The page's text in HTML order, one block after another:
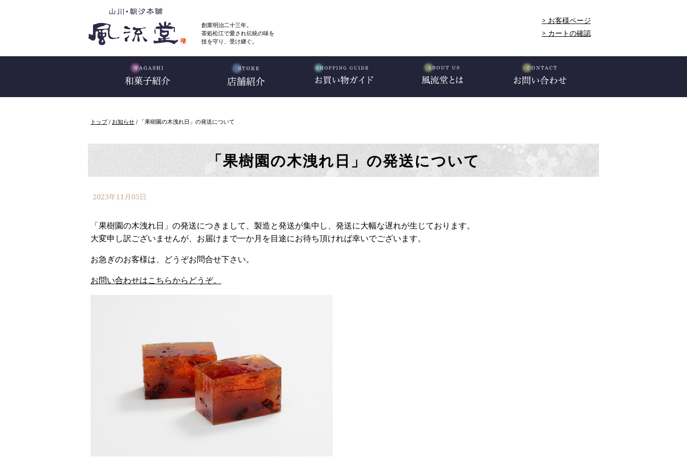
創業明治二十三年。
茶処松江で愛され伝統の味を
技を守り、受け継ぐ。
> お客様ページ
> カートの確認
現
位
トップ/ お知らせ / 「果樹園の木洩れ日」の発送について
「果樹園の木洩れ日」の発送について
2023年11月05日
「果樹園の木洩れ日」の発送につきまして、製造と発送が集中し、発送に大幅な遅れが生じております。
大変申し訳ございませんが、お届けまで一か月を目途にお待ち頂ければ幸いでございます。
お急ぎのお客様は、どうぞお問合せ下さい。
お問い合わせはこちらからどうぞ。